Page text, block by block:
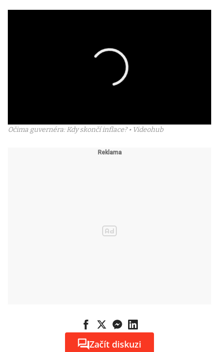
Očima guvernéra: Kdy skončí inflace? • Videohub
Začít diskuzi